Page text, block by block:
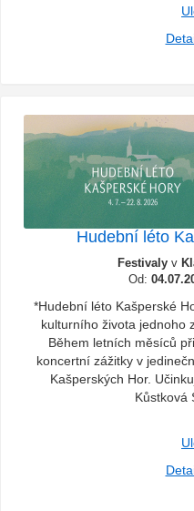
Hudební léto
Festivalyv
Od:
*Hudební léto Kašperské
kulturního života jednoho
Během letních měsíců
koncertní zážitky v
Kašperských Hor.
Kůstková